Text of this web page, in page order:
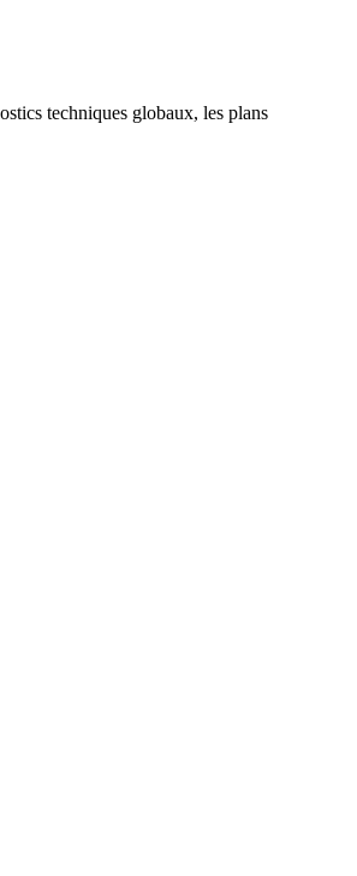
techniques globaux, les plans